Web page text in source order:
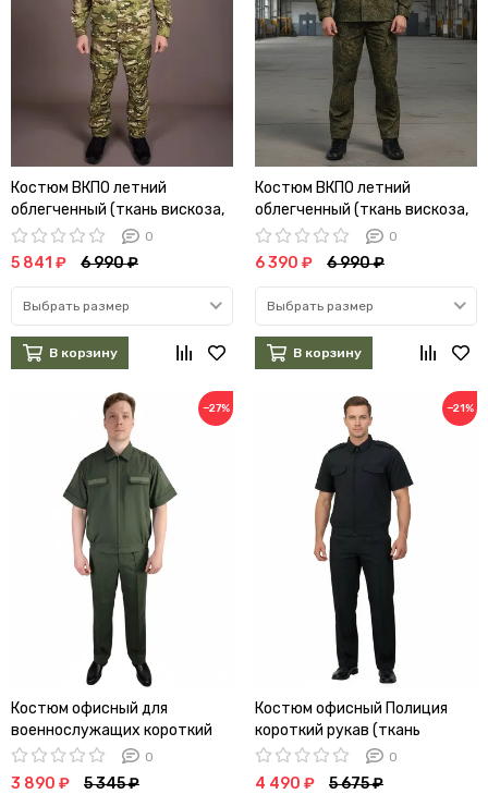
Костюм ВКПО летний
облегченный (ткань вискоза,
мультикам)
0
5 841 ₽ 6 990 ₽
Выбрать размер
В корзину
Костюм ВКПО летний
облегченный (ткань вискоза,
зеленая цифра) (А)0
6 390 ₽ 6 990 ₽
Выбрать размер
В корзину
−27%
Костюм офисный для
военнослужащих короткий
рукав (оливковый, габардин)
(А)
0
3 890 ₽ 5 345 ₽
−21%
Костюм офисный Полиция
короткий рукав (ткань
габардин) (А)
0
4 490 ₽ 5 675 ₽